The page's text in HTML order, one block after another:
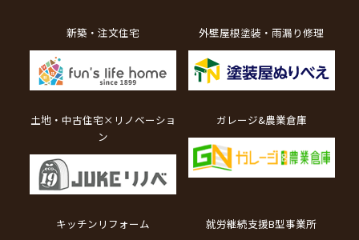
新築・注文住宅 外壁屋根塗装・雨漏り修理
土地・中古住宅×リノベーショ
ン
ガレージ&農業倉庫
キッチンリフォーム 就労継続支援B型事業所